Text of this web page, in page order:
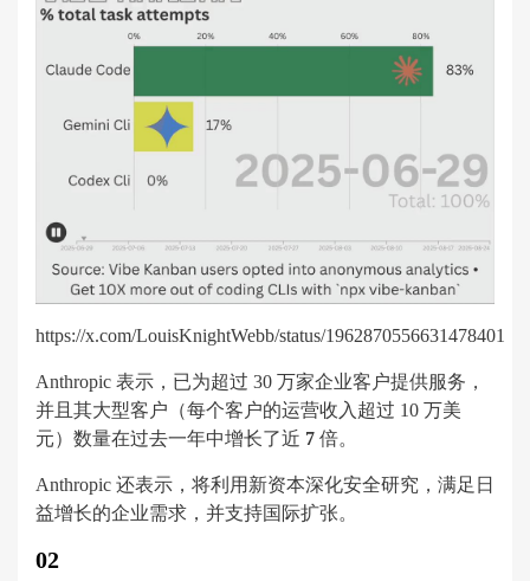
https://x.com/LouisKnightWebb/status/1962870556631478401
Anthropic 表示，已为超过 30 万家企业客户提供服务，
并且其大型客户（每个客户的运营收入超过 10 万美
元）数量在过去一年中增长了近 7 倍。
Anthropic 还表示，将利用新资本深化安全研究，满足日
益增长的企业需求，并支持国际扩张。
02